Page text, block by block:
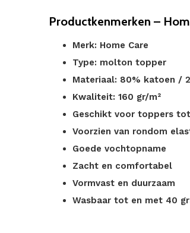
Productkenmerken –
Merk: Home Care
Type: molton topper
Materiaal: 80% katoen /
Kwaliteit: 160 gr/m²
Geschikt voor toppers
Voorzien van rondom
Goede vochtopname
Zacht en comfortabel
Vormvast en duurzaam
Wasbaar tot en met 40